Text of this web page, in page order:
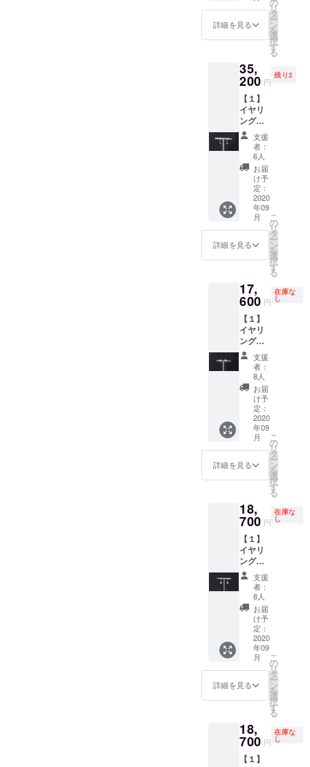
エリー
ス） ※
在庫に
が変わ
る場合
がござ
いま
す。 ・
送料と
消費税
込みで
す。 ・
2020年
9月上旬
より順
次発送
予定で
天然石
0.6cm
）
IRE限定
特典
（ギフ
ト包装
ORジュ
エリー
クロ
ス） ※
在庫に
よりデ
ザイン
が変わ
る場合
がござ
いま
送料と
消費税
2020年
9月上旬
より順
次発送
予定で
す。
ス） ※
在庫に
る場合
がござ
す。 ・
送料と
消費税
込みで
す。 ・
2020年
9月上旬
より順
次発送
予定で
す。
K10・
シリコ
0.1cm
H 約
5cm
【２】
CAMPF
IRE限定
特典
（ギフ
ト包装
ORジュ
エリー
クロ
ス） ※
在庫に
よりデ
ザイン
が変わ
す。 ・
送料と
込みで
す。 ・
2020年
9月上旬
より順
次発送
予定で
す。
欲張り
にも、
透明
感・女
さ・知
性・気
品を漂
わせて
くれま
す。 ※
天然石
のた
め、目
立たな
い程度
の小さ
な内包
物があ
る場合
がござ
いま
さい。
・素
材
K10・
水晶・
シリコ
ン ・サ
イズ
W 約
0.5cm
H 約
2.5cm
（モ
チーフ
W 約
0.5cm
H 約
CAMPF
IRE限定
（ギフ
ト包装
ORジュ
エリー
クロ
ス） ※
在庫に
よりデ
ザイン
が変わ
る場合
がござ
す。 ・
送料と
す。 ・
2020年
9月上旬
より順
詳細を見る
リ
タ
ー
ン
を
選
択
す
る
35,
200 円
残り2
【１】
イヤリ
ング
（Muse
）１ペ
ア…一
粒ダイ
ヤモン
ドをあ
しらっ
たミニ
マルな
イヤリ
ング。
ニュア
ンスを
た柔ら
かな質
感の縁
取り
で、
瑞々し
いダイ
ヤの煌
めきを
引き立
てまし
た。 ・
素材
K10・
ダイヤ
モンド
（0.05c
ズ W
約
0.4cm
H 約
1.6cm
（モ
チーフ
W 約
0.4cm
H 約
0.4cm
【２】
CAMPF
IRE限定
特典
（ギフ
クロ
ス） ※
よりデ
支援
者：
6人
お届
け予
定：
2020
年09
月
詳細を見る
こ
の
リ
タ
ー
ン
を
選
択
す
る
17,
600 円
在庫な
し
【１】
イヤリ
ング
（Class
ic ER）
１ペ
ア…普
段使い
にも
フォー
マルに
も重宝
する、
一粒
パール
のイヤ
グ。カ
ジュア
ルから
フォー
マルま
で幅広
くあ
い、冠
婚葬祭
にも活
躍して
くれま
す。※天
然の真
珠のた
め、多
少の色
い程度
のムラ
や凹凸
がござ
支援
者：
8人
お届
け予
定：
2020
年09
月
詳細を見る
こ
の
リ
タ
ー
ン
を
選
択
す
る
18,
700 円
在庫な
し
【１】
イヤリ
ング
（Class
ic
ERⅡ）
１ペ
ア…
ベー
シック
で長く
愛用で
きる、
一粒
パール
のイヤ
グ。カ
ジュア
ルから
フォー
支援
者：
8人
お届
け予
定：
2020
年09
月
詳細を見る
こ
の
リ
タ
ー
ン
を
選
択
す
る
18,
700 円
在庫な
し
【１】